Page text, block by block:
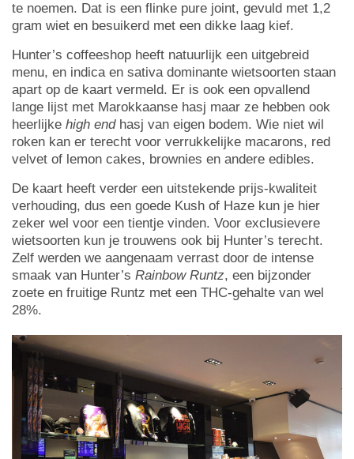
te noemen. Dat is een flinke pure joint, gevuld met 1,2
gram wiet en besuikerd met een dikke laag kief.
Hunter’s coffeeshop heeft natuurlijk een uitgebreid
menu, en indica en sativa dominante wietsoorten staan
apart op de kaart vermeld. Er is ook een opvallend
lange lijst met Marokkaanse hasj maar ze hebben ook
heerlijke high endhasj van eigen bodem. Wie niet wil
roken kan er terecht voor verrukkelijke macarons, red
velvet of lemon cakes, brownies en andere edibles.
De kaart heeft verder een uitstekende prijs-kwaliteit
verhouding, dus een goede Kush of Haze kun je hier
zeker wel voor een tientje vinden. Voor exclusievere
wietsoorten kun je trouwens ook bij Hunter’s terecht.
Zelf werden we aangenaam verrast door de intense
smaak van Hunter’s Rainbow Runtz, een bijzonder
zoete en fruitige Runtz met een THC-gehalte van wel
28%.